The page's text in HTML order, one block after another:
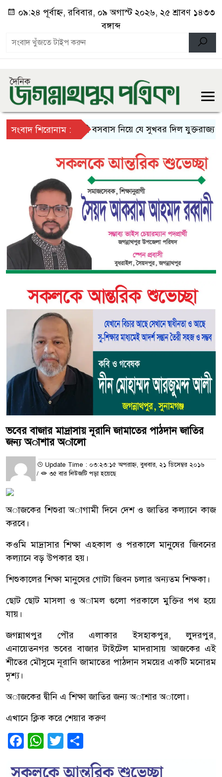
০৯:২৪ পূর্বাহ্ন, রবিবার, ০৯ অগাস্ট ২০২৬, ২৫ শ্রাবণ ১৪৩৩
বঙ্গাব্দ
সংবাদ শিরোনাম :স্থায়ী বসবাস নিয়ে যে সুখবর দিল যুক্তরাজ্য
ভবের বাজার মাদ্রাসায় নূরানি জামাতের পাঠদান জাতির
জন্য অাশার অালো
Update Time : ০৩:২৩:১৫ অপরাহ্ন, বুধবার, ২১ ডিসেম্বর ২০১৬
/
৩৫ বার নিউজটি পড়া হয়েছে
অাজকের শিশুরা অাগামী দিনে দেশ ও জাতির কল্যানে কাজ
করবে।
কওমি মাদ্রাসার শিক্ষা এহকাল ও পরকালে মানুষের জিবনের
কল্যানে বড় উপকার হয়।
শিশুকালের শিক্ষা মানুষের গোটা জিবন চলার অন্যতম শিক্ষকা।
ছোট ছোট মাসলা ও অামল গুলো পরকালে মুক্তির পথ হয়ে
যায়।
জগন্নাথপুর পৌর এলাকার ইসহাকপুর, লুদরপুর,
এনায়েতনগর ভবের বাজার টাইটেল মাদরাসায় আজকের এই
শীতের মৌসুমে নূরানি জামাতের পাঠদান সময়ের একটি মনোরম
দৃশ্য।
অাজকের দ্বীনি এ শিক্ষা জাতির জন্য অাশার অালো।
এখানে ক্লিক করে শেয়ার করুণ
Facebook
WhatsApp
Twitter